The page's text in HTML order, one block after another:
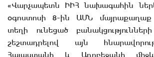
«Վարչապետն ԻԻՀ նախագահին
օգոստոսի 8-ին ԱՄՆ մայրաքաղաք
տեղի ունեցած
շեշտադրելով այն
Հայաստանի և Ադրբեջանի